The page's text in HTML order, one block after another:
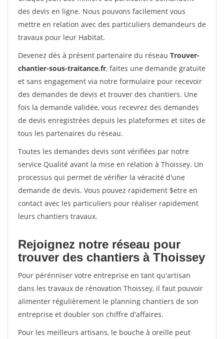
des devis en ligne. Nous pouvons facilement vous
mettre en relation avec des particuliers demandeurs de
travaux pour leur Habitat.
Devenez dès à présent partenaire du réseau Trouver-
chantier-sous-traitance.fr, faites une demande gratuite
et sans engagement via notre formulaire pour recevoir
des demandes de devis et trouver des chantiers. Une
fois la demande validée, vous recevrez des demandes
de devis enregistrées depuis les plateformes et sites de
tous les partenaires du réseau.
Toutes les demandes devis sont vérifiées par notre
service Qualité avant la mise en relation à Thoissey. Un
processus qui permet de vérifier la véracité d'une
demande de devis. Vous pouvez rapidement $etre en
contact avec les particuliers pour réaliser rapidement
leurs chantiers travaux.
Rejoignez notre réseau pour
trouver des chantiers à Thoissey
Pour pérénniser votre entreprise en tant qu'artisan
dans les travaux de rénovation Thoissey, il faut pouvoir
alimenter régulièrement le planning chantiers de son
entreprise et doubler son chiffre d'affaires.
Pour les meilleurs artisans, le bouche à oreille peut